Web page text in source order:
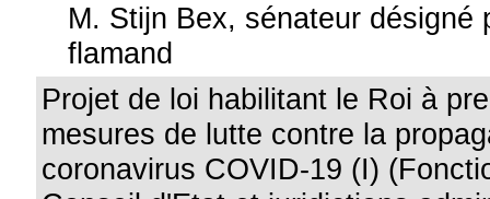
M. Stijn Bex, sénateur désigné
flamand
Projet de loi habilitant le Roi à
mesures de lutte contre la
coronavirus COVID-19 (I)